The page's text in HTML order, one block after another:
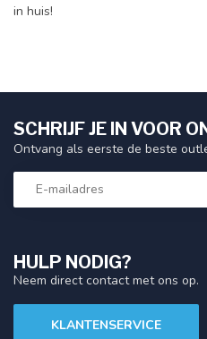
in huis!
HULP NODIG?
Neem direct contact met ons op.
KLANTENSERVICE
SCHRIJF JE IN VOOR
Ontvang als eerste de beste